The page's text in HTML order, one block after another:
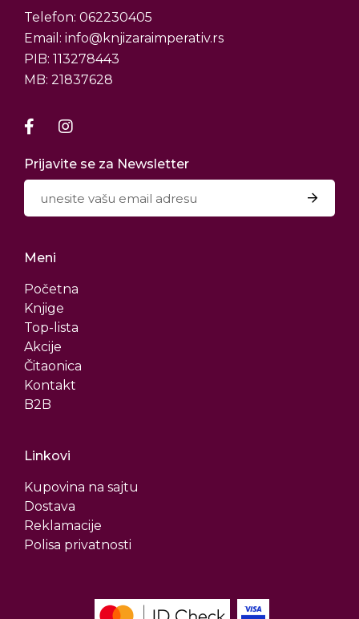
Telefon: 062230405
Email: info@knjizaraimperativ.rs
PIB: 113278443
MB: 21837628
Prijavite se za Newsletter
Meni
Početna
Knjige
Top-lista
Akcije
Čitaonica
Kontakt
B2B
Linkovi
Kupovina na sajtu
Dostava
Reklamacije
Polisa privatnosti